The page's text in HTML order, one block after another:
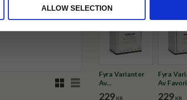
ALLOW SELECTION
RutnätsvyListvy
Fyra Varianter
Av
Lundablandning -
229 KR
Fyra
Av
229 KR